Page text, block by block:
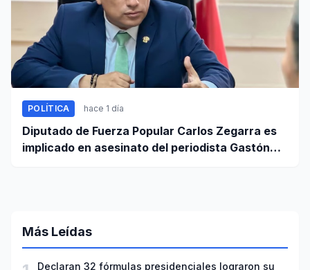
POLÍTICA hace 1 día
Diputado de Fuerza Popular Carlos Zegarra es
implicado en asesinato del periodista Gastón
Más Leídas
Declaran 32 fórmulas presidenciales lograron su